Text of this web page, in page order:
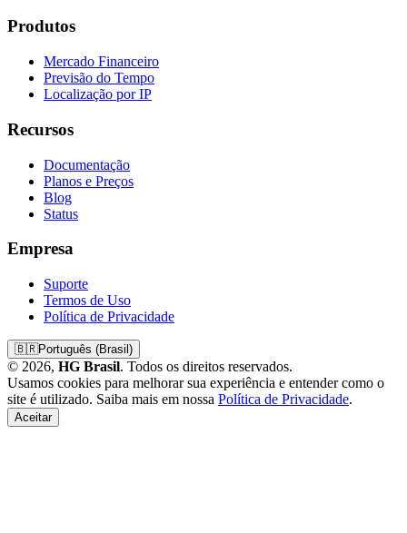
Produtos
Mercado Financeiro
Previsão do Tempo
Localização por IP
Recursos
Documentação
Planos e Preços
Blog
Status
Empresa
Suporte
Termos de Uso
Política de Privacidade
🇧🇷Português (Brasil)
© 2026, HG Brasil. Todos os direitos reservados.
Usamos cookies para melhorar sua experiência e entender como o
site é utilizado. Saiba mais em nossa Política de Privacidade.
Aceitar